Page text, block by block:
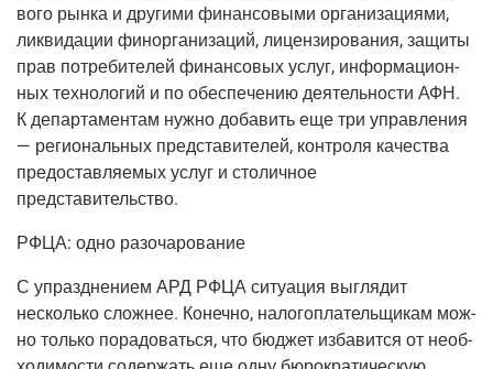
во­го рын­ка и дру­ги­ми финан­со­вы­ми орга­ни­за­ци­я­ми,
лик­ви­да­ции финор­га­ни­за­ций, лицен­зи­ро­ва­ния, защи­ты
прав потре­би­те­лей финан­со­вых услуг, инфор­ма­ци­он­
ных тех­но­ло­гий и по обес­пе­че­нию дея­тель­но­сти АФН.
К депар­та­мен­там нуж­но доба­вить еще три управ­ле­ния
— реги­о­наль­ных пред­ста­ви­те­лей, кон­тро­ля каче­ства
предо­став­ля­е­мых услуг и сто­лич­ное
представительство.
РФЦА: одно разочарование
С упразд­не­ни­ем АРД РФЦА ситу­а­ция выгля­дит
несколь­ко слож­нее. Конеч­но, нало­го­пла­тель­щи­кам мож­
но толь­ко пора­до­вать­ся, что бюд­жет изба­вит­ся от необ­